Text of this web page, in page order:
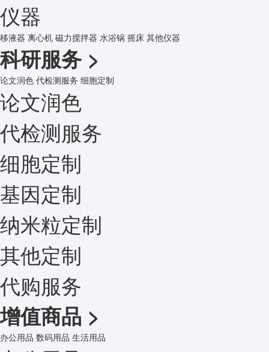
仪器
移液器 离心机 磁力搅拌器 水浴锅 摇床 其他仪器
科研服务 >
论文润色 代检测服务 细胞定制
论文润色
代检测服务
细胞定制
基因定制
纳米粒定制
其他定制
代购服务
增值商品 >
办公用品 数码用品 生活用品